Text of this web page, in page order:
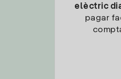
elèctric
pagar